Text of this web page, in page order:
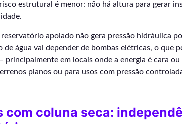
estrutural é menor: não há altura para gerar
apoiado não gera pressão hidráulica
de água vai depender de bombas elétricas, o que
principalmente em locais onde a energia é cara
planos ou para usos com pressão
com coluna seca: